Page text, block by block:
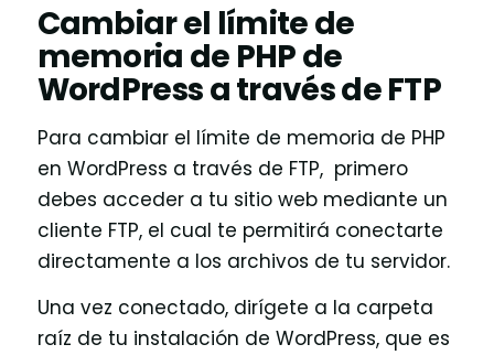
Cambiar el límite de
memoria de PHP de
WordPress a través de FTP
Para cambiar el límite de memoria de PHP
en WordPress a través de FTP, primero
debes acceder a tu sitio web mediante un
cliente FTP, el cual te permitirá conectarte
directamente a los archivos de tu servidor.
Una vez conectado, dirígete a la carpeta
raíz de tu instalación de WordPress, que es